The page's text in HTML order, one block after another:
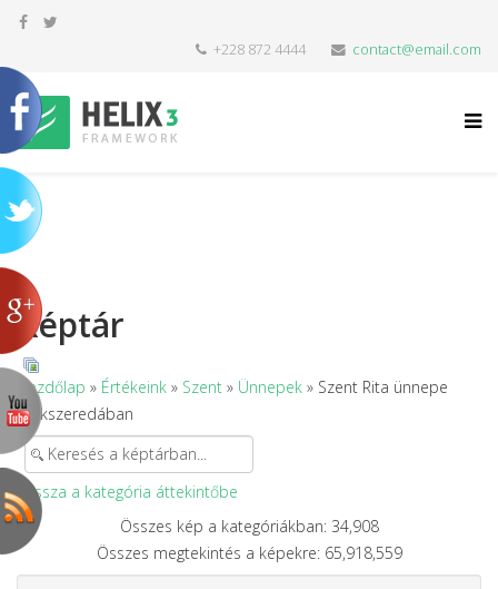
+228 872 4444 contact@email.com
Képtár
Kezdőlap » Értékeink » Szent » Ünnepek » Szent Rita ünnepe
Csíkszeredában
Vissza a kategória áttekintőbe
Összes kép a kategóriákban: 34,908
Összes megtekintés a képekre: 65,918,559